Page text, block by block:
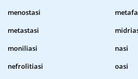
menostasi
metastasi
moniliasi
nasi
nefrolitiasi
oasi